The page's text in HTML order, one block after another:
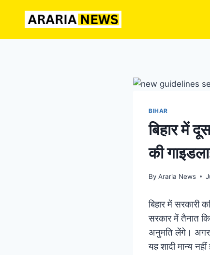
BIHAR
बिहार में
की
By Araria News
बिहार में सरकारी
सरकार में तैनात
अनुमति लेंगे। अगर
यह शादी मान्य नहीं